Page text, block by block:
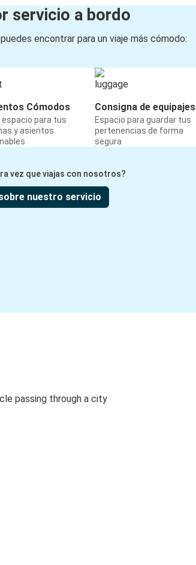
servicio a bordo
encontrar para un viaje más cómodo:
Cómodos
espacio para tus
y asientos
Consigna de equipajes
Espacio para guardar tus
pertenencias de forma
segura
vez que viajas con nosotros?
nuestro servicio